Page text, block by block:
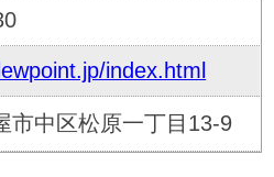
index.html
市中区松原一丁目13-9